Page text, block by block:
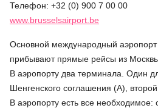
Телефон: +32 (0) 900 7 00 00
www.brusselsairport.be
Основной международный
прибывают прямые рейсы из Москвы
В аэропорту два терминала. Один
Шенгенского соглашения (А),
В аэропорту есть все